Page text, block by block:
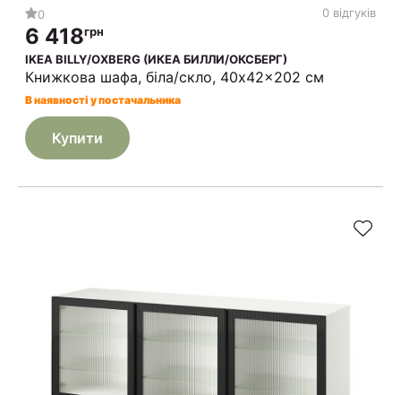
0 0 відгуків
6 418грн
IKEA BILLY/OXBERG (ИКЕА БИЛЛИ/ОКСБЕРГ)
Книжкова шафа, біла/скло, 40x42x202 см
В наявності у постачальника
Купити